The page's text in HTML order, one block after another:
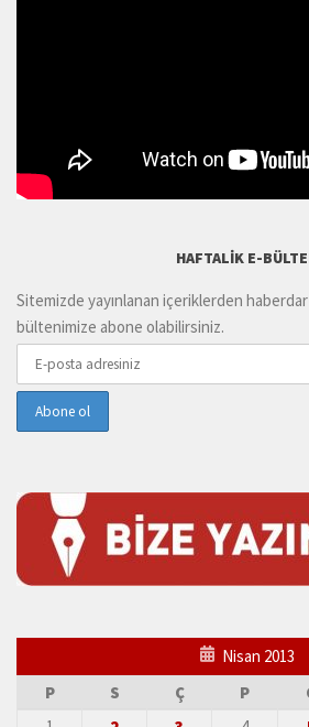
HAFTALIK E-
Sitemizde yayınlanan içeriklerden
bültenimize abone olabilirsiniz.
Nisan 2013
P
S Ç P